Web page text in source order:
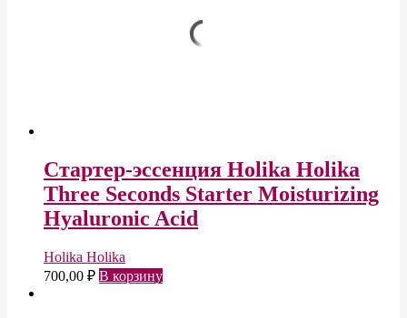
Стартер-эссенция Holika Holika
Three Seconds Starter Moisturizing
Hyaluronic Acid
Holika Holika
700,00 ₽ В корзину